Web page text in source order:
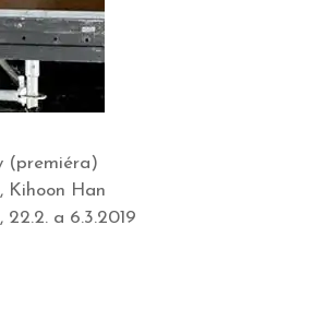
(premiéra)
Kihoon Han
a 6.3.2019